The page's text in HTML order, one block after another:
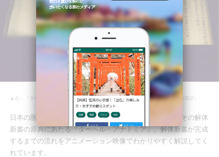
▲左：『ターヘル・アナトミア』（J.A.クルムス著） / 右：解体新書（杉田玄白等訳）
日本の医学に多大なる影響を及ぼした『解体新書』と、その解体
新書の原典にあたる『ターヘル・アナトミア』。解体新書が完成
するまでの流れをアニメーション映像でわかりやすく解説してく
れています。